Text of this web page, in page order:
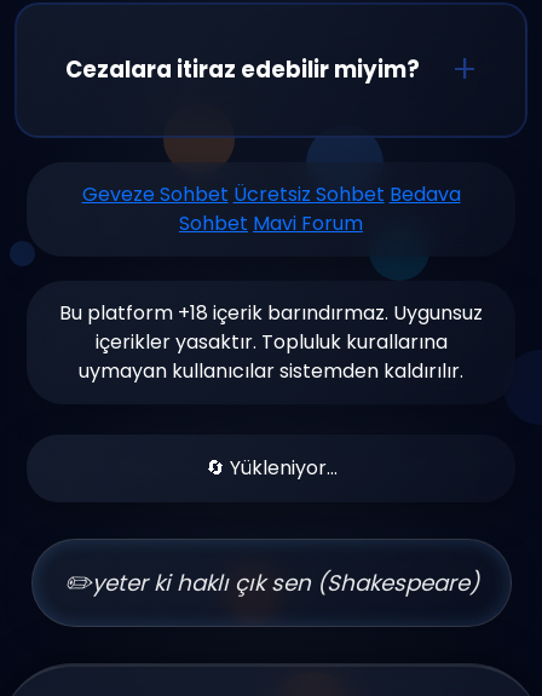
paylaşımının yasak olması ve kişisel bilgi
kurallarımızdır.
Cezalara itiraz edebilir miyim?
Evet, aldığınız cezaları haksız buluyorsanız
destek ekibimize başvurabilirsiniz. Tüm
başvurular detaylı incelenir ve en kısa
Geveze Sohbet Ücretsiz Sohbet Bedava
Sohbet Mavi Forum
Bu platform +18 içerik barındırmaz. Uygunsuz
içerikler yasaktır. Topluluk kurallarına
uymayan kullanıcılar sistemden kaldırılır.
🔄 Yükleniyor...
✏️yeter ki haklı çık sen (Shakespeare)